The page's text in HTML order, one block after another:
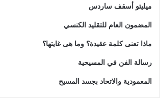
ميليتو أسقف ساردس
المضمون العام للتقليد الكنسي
ماذا تعنى كلمة عقيدة؟ وما هى غايتها؟
رسالة الفن في المسيحية
المعمودية والاتحاد بجسد المسيح